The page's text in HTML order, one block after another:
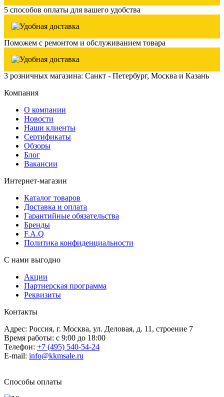
5 способов оплаты для вашего удобства
Поможем с ремонтом и обслуживанием товара
3 розничных магазина: Санкт - Петербург, Москва и Казань
Компания
О компании
Новости
Наши клиенты
Сертификаты
Обзоры
Блог
Вакансии
Интернет-магазин
Каталог товаров
Доставка и оплата
Гарантийные обязательства
Бренды
F.A.Q
Политика конфиденциальности
С нами выгодно
Акции
Партнерская программа
Реквизиты
Контакты
Адрес: Россия, г. Москва, ул. Деловая, д. 11, строение 7
Время работы: с 9:00 до 18:00
Телефон: +7 (495) 540-54-24
E-mail: info@kkmsale.ru
Способы оплаты